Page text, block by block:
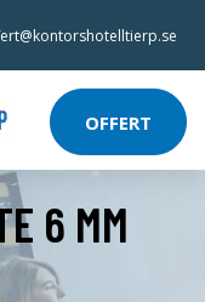
OFFERT
6 MM